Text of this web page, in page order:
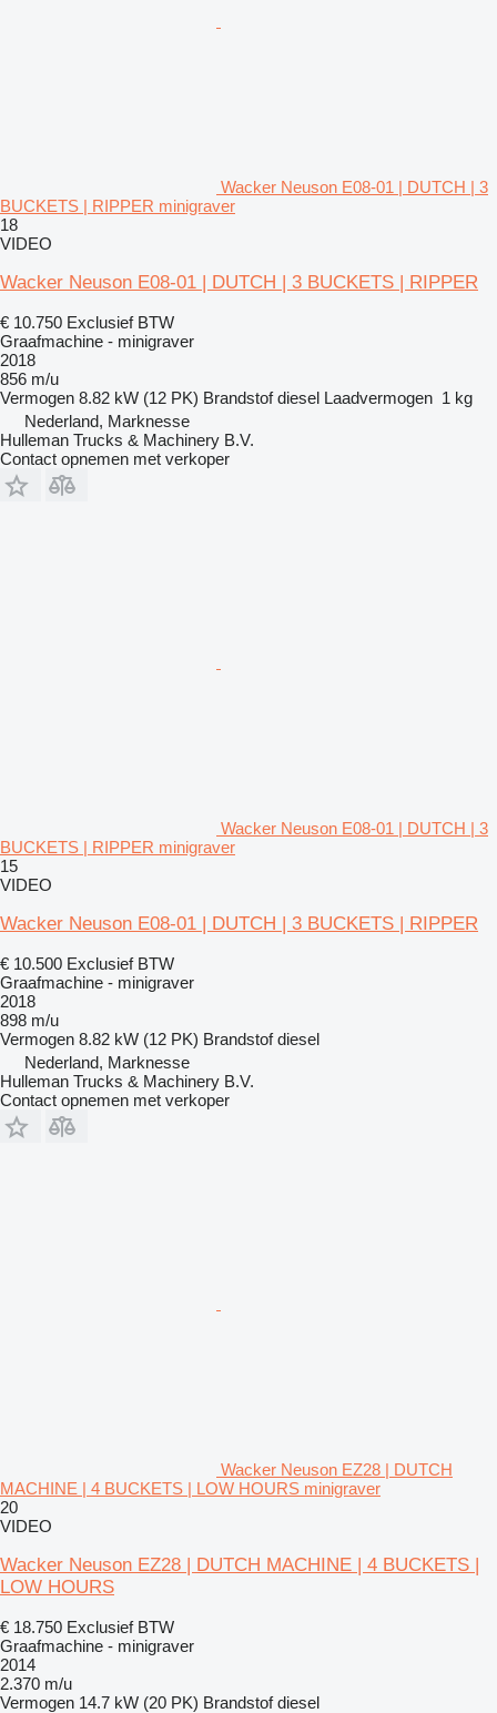
Wacker Neuson E08-01 | DUTCH | 3
BUCKETS | RIPPER minigraver
18
VIDEO
Wacker Neuson E08-01 | DUTCH | 3 BUCKETS | RIPPER
€ 10.750 Exclusief BTW
Graafmachine - minigraver
2018
856 m/u
Vermogen 8.82 kW (12 PK) Brandstof diesel Laadvermogen 1 kg
Nederland, Marknesse
Hulleman Trucks & Machinery B.V.
Contact opnemen met verkoper
Wacker Neuson E08-01 | DUTCH | 3
BUCKETS | RIPPER minigraver
15
VIDEO
Wacker Neuson E08-01 | DUTCH | 3 BUCKETS | RIPPER
€ 10.500 Exclusief BTW
Graafmachine - minigraver
2018
898 m/u
Vermogen 8.82 kW (12 PK) Brandstof diesel
Nederland, Marknesse
Hulleman Trucks & Machinery B.V.
Contact opnemen met verkoper
Wacker Neuson EZ28 | DUTCH
MACHINE | 4 BUCKETS | LOW HOURS minigraver
20
VIDEO
Wacker Neuson EZ28 | DUTCH MACHINE | 4 BUCKETS |
LOW HOURS
€ 18.750 Exclusief BTW
Graafmachine - minigraver
2014
2.370 m/u
Vermogen 14.7 kW (20 PK) Brandstof diesel